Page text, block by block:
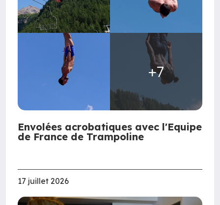
+7
Envolées acrobatiques avec l'Equipe
de France de Trampoline
17 juillet 2026